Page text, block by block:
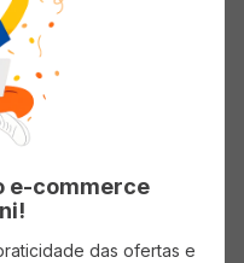
Scotch Fixa Forte
e-commerce
das ofertas e